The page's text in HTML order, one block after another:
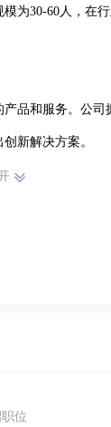
为30-60人，在
品和服务。公
新解决方案。
位